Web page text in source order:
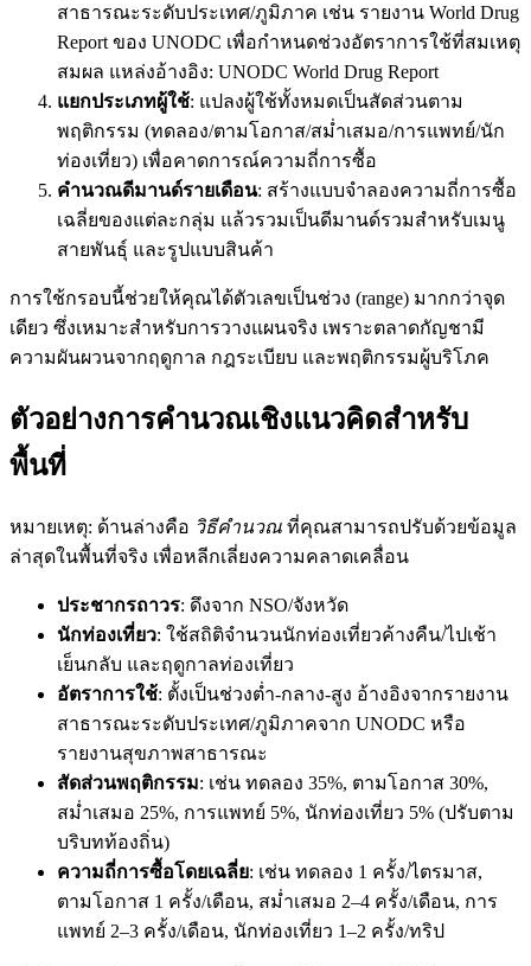
สาธารณะระดับประเทศ/ภูมิภาค เช่น รายงาน World Drug
Report ของ UNODC เพื่อกำหนดช่วงอัตราการใช้ที่สมเหตุ
สมผล แหล่งอ้างอิง: UNODC World Drug Report
แยกประเภทผู้ใช้: แปลงผู้ใช้ทั้งหมดเป็นสัดส่วนตาม
พฤติกรรม (ทดลอง/ตามโอกาส/สม่ำเสมอ/การแพทย์/นัก
ท่องเที่ยว) เพื่อคาดการณ์ความถี่การซื้อ
คำนวณดีมานด์รายเดือน: สร้างแบบจำลองความถี่การซื้อ
เฉลี่ยของแต่ละกลุ่ม แล้วรวมเป็นดีมานด์รวมสำหรับเมนู
สายพันธุ์ และรูปแบบสินค้า
การใช้กรอบนี้ช่วยให้คุณได้ตัวเลขเป็นช่วง (range) มากกว่าจุด
เดียว ซึ่งเหมาะสำหรับการวางแผนจริง เพราะตลาดกัญชามี
ความผันผวนจากฤดูกาล กฎระเบียบ และพฤติกรรมผู้บริโภค
ตัวอย่างการคำนวณเชิงแนวคิดสำหรับ
พื้นที่
หมายเหตุ: ด้านล่างคือ วิธีคำนวณ ที่คุณสามารถปรับด้วยข้อมูล
ล่าสุดในพื้นที่จริง เพื่อหลีกเลี่ยงความคลาดเคลื่อน
ประชากรถาวร: ดึงจาก NSO/จังหวัด
นักท่องเที่ยว: ใช้สถิติจำนวนนักท่องเที่ยวค้างคืน/ไปเช้า
เย็นกลับ และฤดูกาลท่องเที่ยว
อัตราการใช้: ตั้งเป็นช่วงต่ำ-กลาง-สูง อ้างอิงจากรายงาน
สาธารณะระดับประเทศ/ภูมิภาคจาก UNODC หรือ
รายงานสุขภาพสาธารณะ
สัดส่วนพฤติกรรม: เช่น ทดลอง 35%, ตามโอกาส 30%,
สม่ำเสมอ 25%, การแพทย์ 5%, นักท่องเที่ยว 5% (ปรับตาม
บริบทท้องถิ่น)
ความถี่การซื้อโดยเฉลี่ย: เช่น ทดลอง 1 ครั้ง/ไตรมาส,
ตามโอกาส 1 ครั้ง/เดือน, สม่ำเสมอ 2–4 ครั้ง/เดือน, การ
แพทย์ 2–3 ครั้ง/เดือน, นักท่องเที่ยว 1–2 ครั้ง/ทริป